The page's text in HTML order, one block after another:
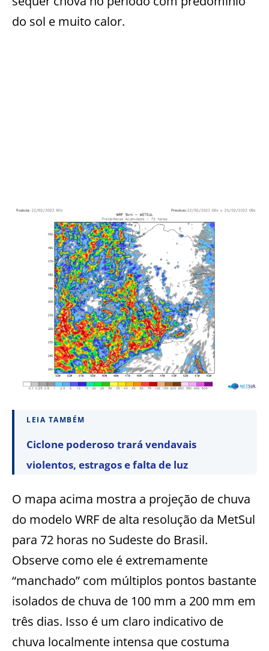
do sol e muito calor.
LEIA TAMBÉM
Ciclone poderoso trará vendavais
violentos, estragos e falta de luz
O mapa acima mostra a projeção de chuva
do modelo WRF de alta resolução da MetSul
para 72 horas no Sudeste do Brasil.
Observe como ele é extremamente
“manchado” com múltiplos pontos bastante
isolados de chuva de 100 mm a 200 mm em
três dias. Isso é um claro indicativo de
chuva localmente intensa que costuma